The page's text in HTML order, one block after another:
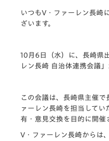
いつもV・ファーレン長崎
ざいます。
10月6日（水）に、長崎県
レン長崎 自治体連携会議
この会議は、長崎県主催で
ァーレン長崎を担当して
有・意見交換を目的に開催
V・ファーレン長崎からは